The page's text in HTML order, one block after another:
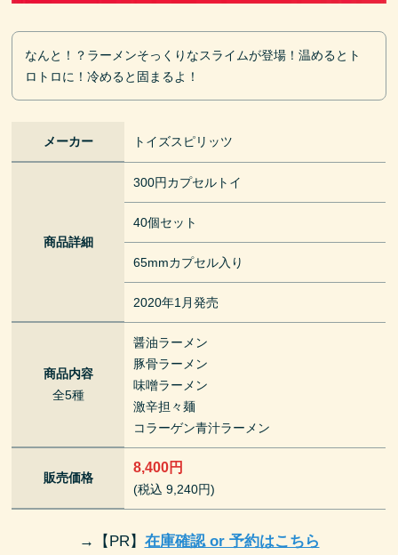
なんと！？ラーメンそっくりなスライムが登場！温めるとト
ロトロに！冷めると固まるよ！
メーカー トイズスピリッツ
商品詳細
300円カプセルトイ
40個セット
65mmカプセル入り
2020年1月発売
商品内容
全5種
醤油ラーメン
豚骨ラーメン
味噌ラーメン
激辛担々麺
コラーゲン青汁ラーメン
販売価格
8,400円
(税込 9,240円)
→ 【PR】 在庫確認 or 予約はこちら